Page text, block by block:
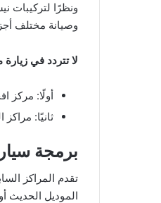
ونظرًا لتركيبات
وصيانة مختلف
لا تتردد في
أولًا: مركز
ثانيًا:
برمجة
تقدم المراكز
الموديل الحديث